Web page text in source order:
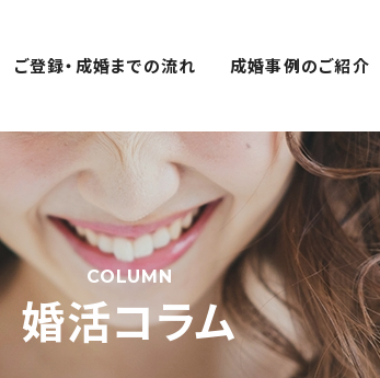
ご登録・成婚までの流れ 成婚事例のご紹介
COLUMN
婚活コラム